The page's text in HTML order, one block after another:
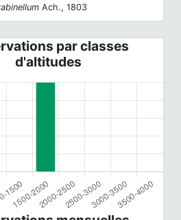
Ach., 1803
par classes
d'altitudes